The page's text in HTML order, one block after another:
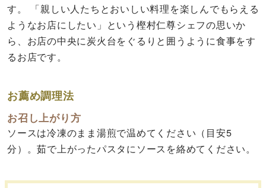
す。 「親しい人たちとおいしい料理を楽しんでもらえる
ようなお店にしたい」という樫村仁尊シェフの思いか
ら、お店の中央に炭火台をぐるりと囲うように食事をす
るお店です。
お薦め調理法
お召し上がり方
ソースは冷凍のまま湯煎で温めてください（目安5
分）。茹で上がったパスタにソースを絡めてください。